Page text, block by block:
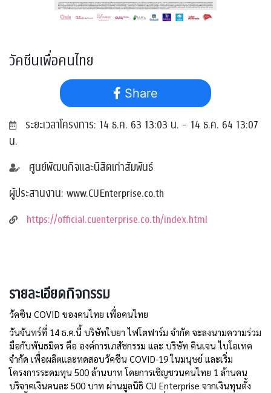
วัคซีนเพื่อคนไทย
Share
ระยะเวลาโครงการ: 14 ธ.ค. 63 13:03 น. - 14 ธ.ค. 64 13:07
น.
ศูนย์พัฒนกิจและนิสิตเก่าสัมพันธ์
ผู้ประสานงาน: www.CUEnterprise.co.th
https://official.cuenterprise.co.th/index.html
รายละเอียดกิจกรรม
วัคซีน COVID ของคนไทย เพื่อคนไทย
วันจันทร์ที่ 14 ธ.ค.นี้ บริษัทใบยา ไฟโตฟาร์ม จำกัด จะลงนามความร่วม
มือกับพันธมิตร คือ องค์การเภสัชกรรม และ บริษัท คินเจน ไบโอเทค
จำกัด เพื่อผลิตและทดสอบวัคซีน COVID-19 ในมนุษย์ และเริ่ม
โครงการระดมทุน 500 ล้านบาท โดยการเชิญชวนคนไทย 1 ล้านคน
บริจาคเงินคนละ 500 บาท ผ่านมูลนิธิ CU Enterprise จากเงินทุนตั้ง